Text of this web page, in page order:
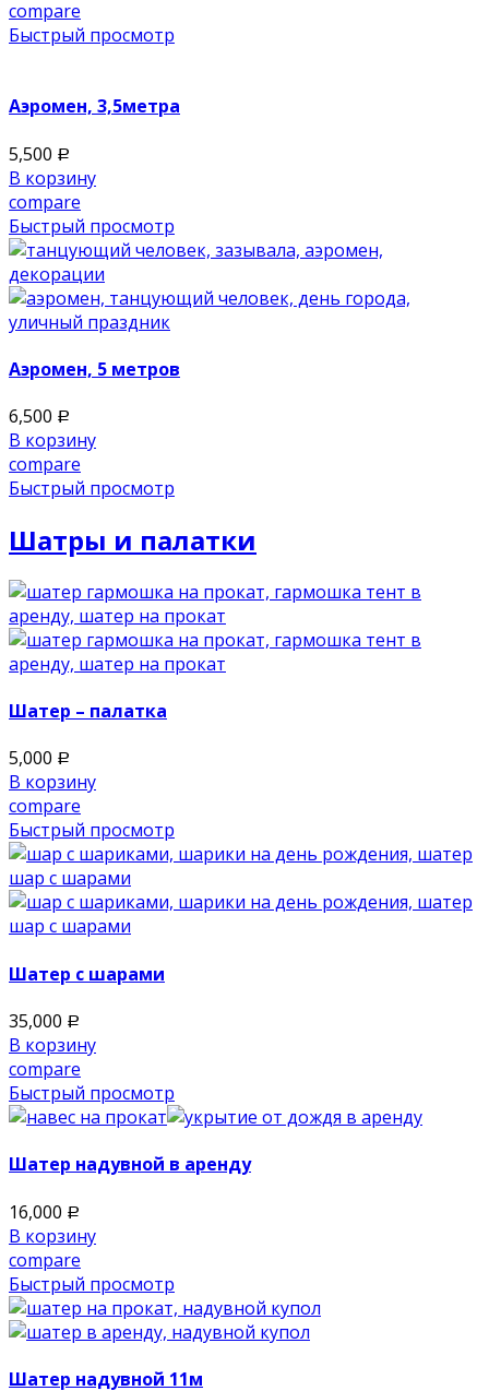
compare
Быстрый просмотр
Аэромен, 3,5метра
5,500 Р
В корзину
compare
Быстрый просмотр
Аэромен, 5 метров
6,500 Р
В корзину
compare
Быстрый просмотр
Шатры и палатки
Шатер – палатка
5,000 Р
В корзину
compare
Быстрый просмотр
Шатер с шарами
35,000 Р
В корзину
compare
Быстрый просмотр
Шатер надувной в аренду
16,000 Р
В корзину
compare
Быстрый просмотр
Шатер надувной 11м